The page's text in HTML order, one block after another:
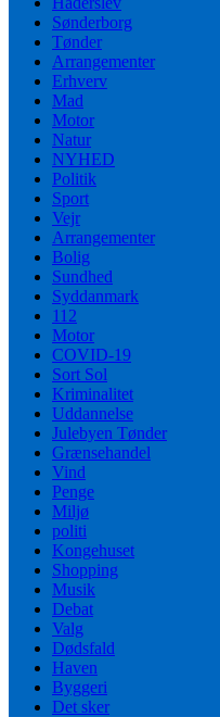
Sønderborg
Tønder
Arrangementer
Erhverv
Mad
Motor
Natur
NYHED
Politik
Sport
Vejr
Arrangementer
Bolig
Sundhed
Syddanmark
112
Motor
COVID-19
Sort Sol
Kriminalitet
Uddannelse
Julebyen Tønder
Grænsehandel
Vind
Penge
Miljø
politi
Kongehuset
Shopping
Musik
Debat
Valg
Dødsfald
Haven
Byggeri
Det sker